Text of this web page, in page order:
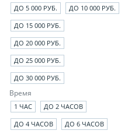
ДО 5 000 РУБ.
ДО 10 000 РУБ.
ДО 15 000 РУБ.
ДО 20 000 РУБ.
ДО 25 000 РУБ.
ДО 30 000 РУБ.
Время
1 ЧАС
ДО 2 ЧАСОВ
ДО 4 ЧАСОВ
ДО 6 ЧАСОВ